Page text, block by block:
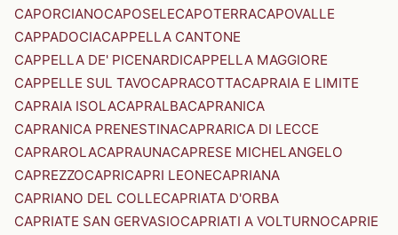
CAPORCIANOCAPOSELECAPOTERRACAPOVALLE
CAPPADOCIACAPPELLA CANTONE
CAPPELLA DE' PICENARDICAPPELLA MAGGIORE
CAPPELLE SUL TAVOCAPRACOTTACAPRAIA E LIMITE
CAPRAIA ISOLACAPRALBACAPRANICA
CAPRANICA PRENESTINACAPRARICA DI LECCE
CAPRAROLACAPRAUNACAPRESE MICHELANGELO
CAPREZZOCAPRICAPRI LEONECAPRIANA
CAPRIANO DEL COLLECAPRIATA D'ORBA
CAPRIATE SAN GERVASIOCAPRIATI A VOLTURNOCAPRIE